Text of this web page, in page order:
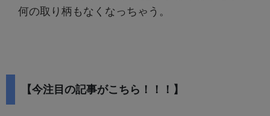
何の取り柄もなくなっちゃう。
【今注目の記事がこちら！！！】